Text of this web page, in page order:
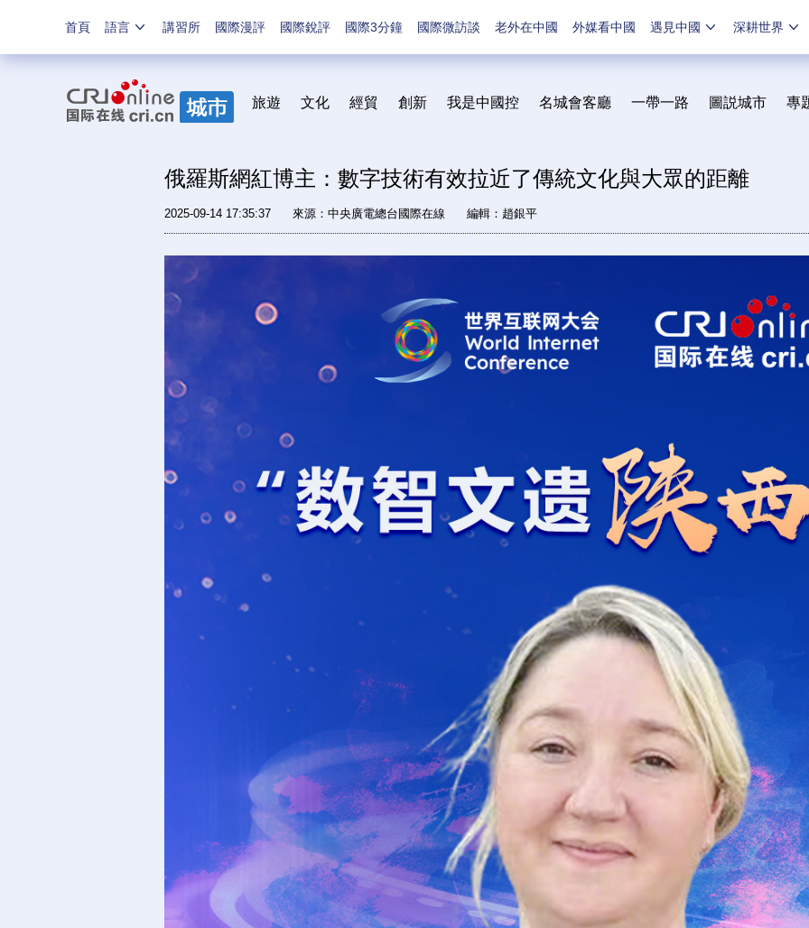
首頁 語言 講習所 國際漫評 國際銳評 國際3分鐘 國際微訪談 老外在中國 外媒看中國 遇見中國 深耕世界
旅遊 文化 經貿 創新 我是中國控 名城會客廳 一帶一路 圖説城市 專
俄羅斯網紅博主：數字技術有效拉近了傳統文化與大眾的距離
2025-09-14 17:35:37 來源：中央廣電總台國際在線 編輯：趙銀平